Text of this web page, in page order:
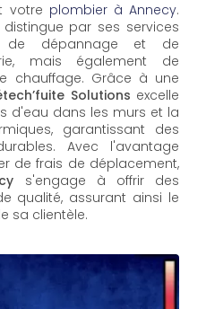
votre plombier à Annecy.
distingue par ses services
de dépannage et de
mais également de
chauffage. Grâce à une
Solutions excelle
d'eau dans les murs et la
garantissant des
Avec l'avantage
de frais de déplacement,
s'engage à offrir des
qualité, assurant ainsi le
sa clientèle.